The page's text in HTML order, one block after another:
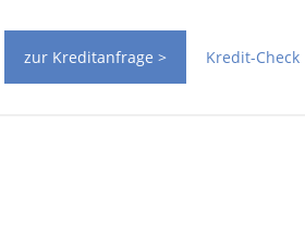
zur Kreditanfrage > Kredit-Check